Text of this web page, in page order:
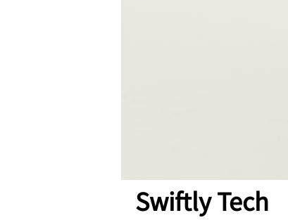
Swiftly Tech